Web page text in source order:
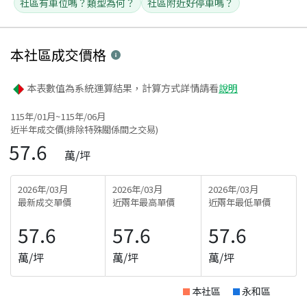
本社區成交價格
本表數值為系統運算結果，計算方式詳情請看說明
115年/01月~115年/06月
近半年成交價(排除特殊關係間之交易)
57.6 萬/坪
2026年/03月
最新成交單價
57.6
萬/坪
2026年/03月
近兩年最高單價
57.6
萬/坪
2026年/03月
近兩年最低單價
57.6
萬/坪
本社區 永和區